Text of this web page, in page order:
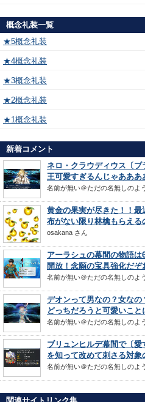
概念礼装一覧
★5概念礼装
★4概念礼装
★3概念礼装
★2概念礼装
★1概念礼装
新着コメント
ネロ・クラウディウス〔
王可愛すぎるんじゃあああ
名前が無い＠ただの名無しのよ
黄金の果実が尽きた！！
布がない限り林檎もらえ
osakana さん
アーラシュの幕間の物語
開放！念願の宝具強化だぞ
名前が無い＠ただの名無しのよ
デオンって男なの？女な
どっちだろうと可愛いこ
名前が無い＠ただの名無しのよ
ブリュンヒルデ幕間で〔
を知って改めて刺さる対
名前が無い＠ただの名無しのよ